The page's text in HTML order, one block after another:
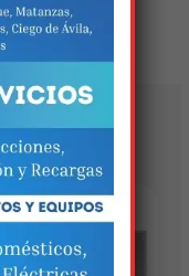
estará
pela